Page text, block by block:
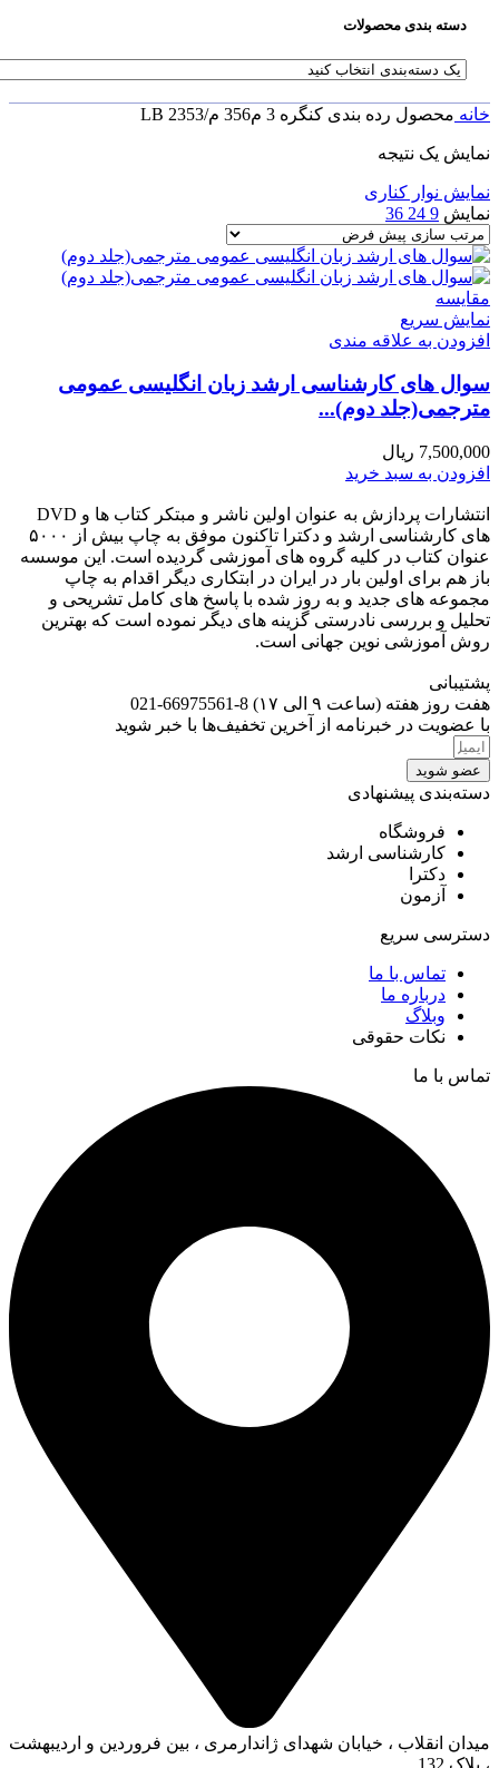
دسته بندی محصولات
خانه محصول رده بندی کنگره 3 م356 م/2353 LB
نمایش یک نتیجه
نمایش نوار کناری
نمایش 9
24
36
مقايسه
نمایش سریع
افزودن به علاقه مندی
سوال های کارشناسی ارشد زبان انگلیسی عمومی
مترجمی(جلد دوم)...
7,500,000 ریال
افزودن به سبد خرید
انتشارات پردازش به عنوان اولین ناشر و مبتکر کتاب ها و DVD
های کارشناسی ارشد و دکترا تاکنون موفق به چاپ بیش از ۵۰۰۰
عنوان کتاب در کلیه گروه های آموزشی گردیده است. این موسسه
باز هم برای اولین بار در ایران در ابتکاری دیگر اقدام به چاپ
مجموعه های جدید و به روز شده با پاسخ های کامل تشریحی و
تحلیل و بررسی نادرستی گزینه های دیگر نموده است که بهترین
روش آموزشی نوین جهانی است.
پشتیبانی
هفت روز هفته (ساعت ۹ الی ۱۷) 8-66975561-021
با عضویت در خبرنامه از آخرین تخفیف‌ها با خبر شوید
عضو شوید
دسته‌بندی پیشنهادی
فروشگاه
کارشناسی ارشد
دکترا
آزمون
دسترسی سریع
تماس با ما
درباره ما
وبلاگ
نکات حقوقی
تماس با ما
میدان انقلاب ، خیابان شهدای ژاندارمری ، بین فروردین و اردیبهشت